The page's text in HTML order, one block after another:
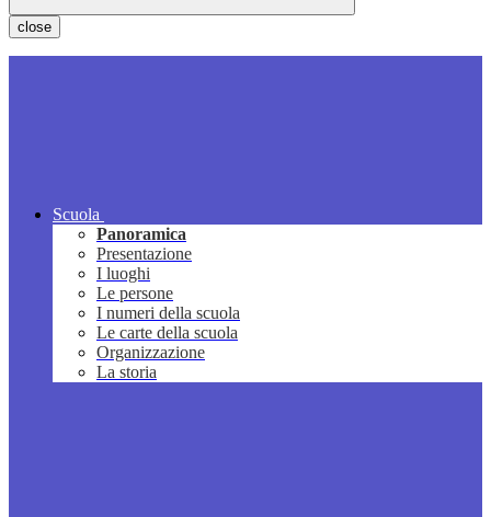
close
Scuola
Panoramica
Presentazione
I luoghi
Le persone
I numeri della scuola
Le carte della scuola
Organizzazione
La storia